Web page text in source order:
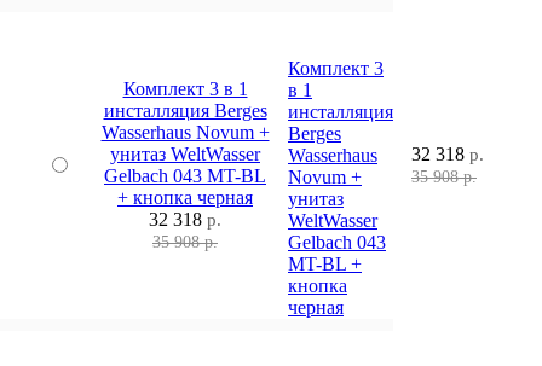
Комплект 3 в 1
инсталляция Berges
Wasserhaus Novum +
унитаз WeltWasser
Gelbach 043 MT-BL
+ кнопка черная
32 318 р.
35 908 р.
Комплект 3
в 1
инсталляция
Berges
Wasserhaus
Novum +
унитаз
WeltWasser
Gelbach 043
MT-BL +
кнопка
черная
32 318 р.
35 908 р.